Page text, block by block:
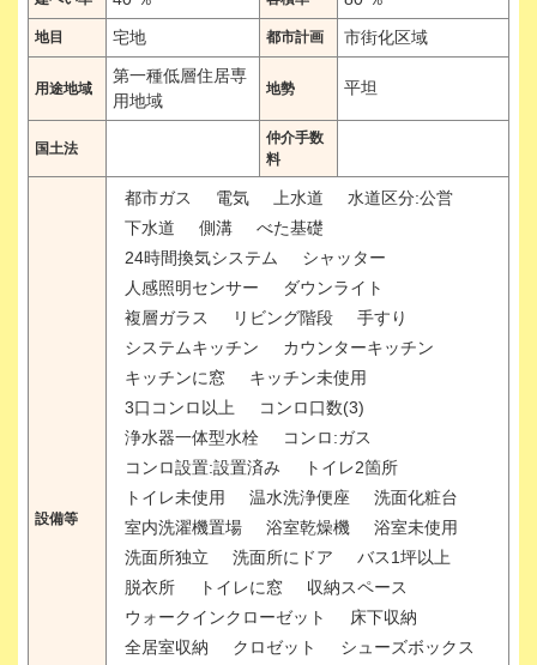
地目 宅地 都市計画 市街化区域
用途地域
第一種低層住居専
用地域
地勢 平坦
国土法
仲介手数
料
設備等
都市ガス 電気 上水道
水道区分:公営
下水道
側溝
べた基礎
24時間換気システム
シャッター
人感照明センサー
ダウンライト
複層ガラス
リビング階段
手すり
システムキッチン
カウンターキッチン
キッチンに窓
キッチン未使用
3口コンロ以上
コンロ口数(3)
浄水器一体型水栓
コンロ:ガス
コンロ設置:設置済み
トイレ2箇所
トイレ未使用
温水洗浄便座
洗面化粧台
室内洗濯機置場
浴室乾燥機
浴室未使用
洗面所独立
洗面所にドア
バス1坪以上
脱衣所
トイレに窓
収納スペース
ウォークインクローゼット
床下収納
全居室収納
クロゼット
シューズボックス